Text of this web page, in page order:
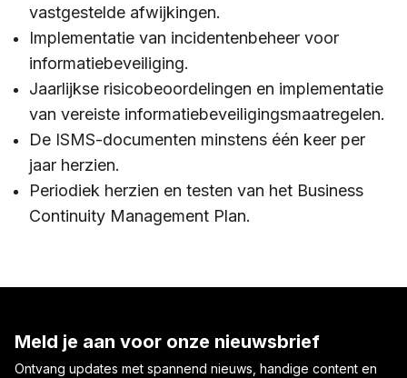
vastgestelde afwijkingen.
Implementatie van incidentenbeheer voor
informatiebeveiliging.
Jaarlijkse risicobeoordelingen en implementatie
van vereiste informatiebeveiligingsmaatregelen.
De ISMS-documenten minstens één keer per
jaar herzien.
Periodiek herzien en testen van het Business
Continuity Management Plan.
Meld je aan voor onze nieuwsbrief
Ontvang updates met spannend nieuws, handige content en